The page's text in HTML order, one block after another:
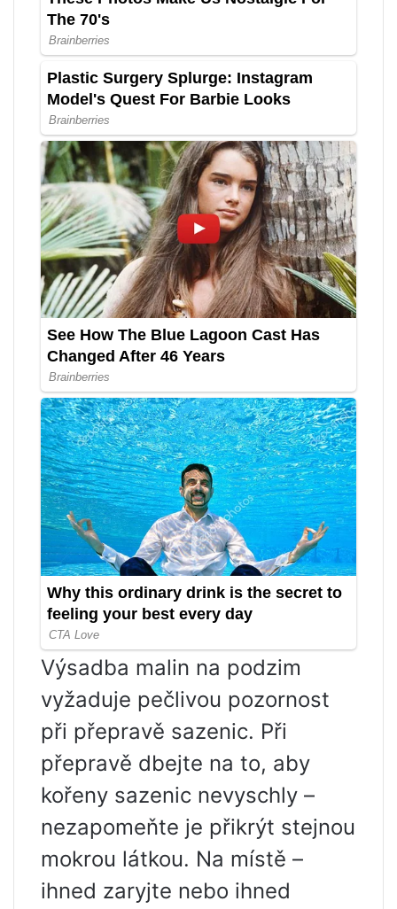
Výsadba malin na podzim
vyžaduje pečlivou pozornost
při přepravě sazenic. Při
přepravě dbejte na to, aby
kořeny sazenic nevyschly –
nezapomeňte je přikrýt stejnou
mokrou látkou. Na místě –
ihned zaryjte nebo ihned